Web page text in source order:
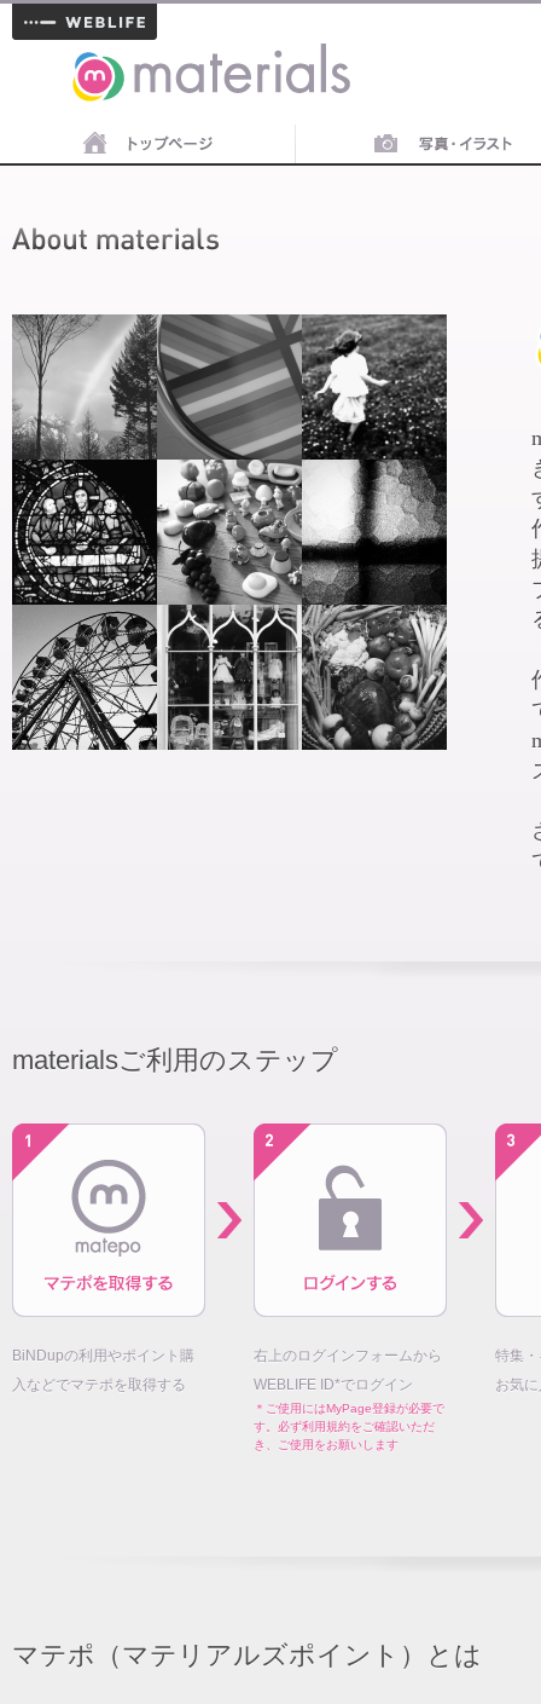
materials
materialsご利用のステップ
BiNDupの利用やポイント購
入などでマテポを取得する
右上のログインフォームから
WEBLIFE ID*でログイン
＊ご使用にはMyPage登録が必要で
す。必ず利用規約をご確認いただ
き、ご使用をお願いします
特集
お気
マテポ（マテリアルズポイント）とは